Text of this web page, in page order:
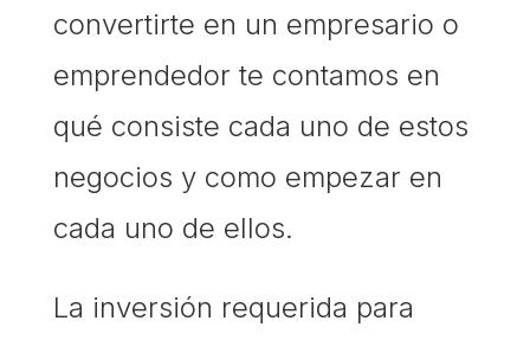
convertirte en un empresario o
emprendedor te contamos en
qué consiste cada uno de estos
negocios y como empezar en
cada uno de ellos.
La inversión requerida para